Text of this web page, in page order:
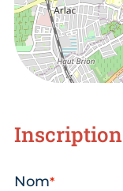
Inscription
Nom